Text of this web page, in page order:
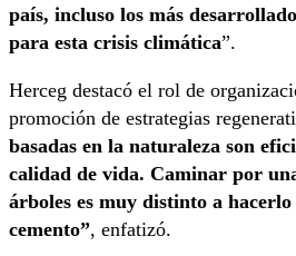
país, incluso los más
para esta crisis climática”.
Herceg destacó el rol de
promoción de estrategias
basadas en la naturaleza son
calidad de vida. Caminar por
árboles es muy distinto a
cemento”, enfatizó.